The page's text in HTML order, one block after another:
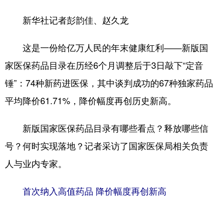
法律 中央文件
食品 人居 信息化 数字经济
学术中国 乡村振兴 银龄 溯源中国
城市 旅游 能源 会展
彩票 娱乐 时尚
公益 一带一路 亚太网 上市公司
文化产业
新华社记者彭韵佳、赵久龙
这是一份给亿万人民的年末健康红利——新版国
家医保药品目录在历经6个月调整后于3日敲下“定音
锤”：74种新药进医保，其中谈判成功的67种独家药品
平均降价61.71%，降价幅度再创历史新高。
新版国家医保药品目录有哪些看点？释放哪些信
号？何时实现落地？记者采访了国家医保局相关负责
人与业内专家。
首次纳入高值药品 降价幅度再创新高